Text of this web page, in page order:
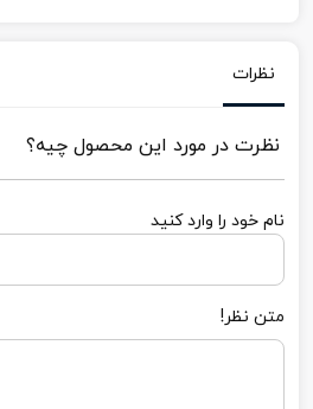
نظرات
نظرت در مورد این محصول چیه؟
نام خود را وارد کنید
متن نظر!